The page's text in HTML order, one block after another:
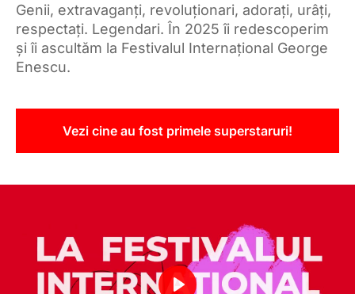
Genii, extravaganți, revoluționari, adorați, urâți,
respectați. Legendari. În 2025 îi redescoperim
și îi ascultăm la Festivalul Internațional George
Enescu.
Vezi cine au fost primele superstaruri!